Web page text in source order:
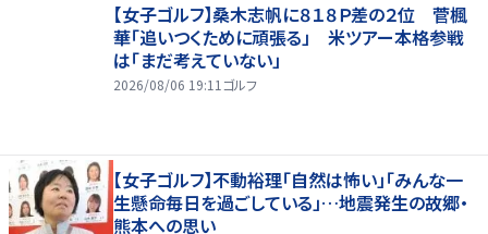
【女子ゴルフ】桑木志帆に８１８Ｐ差の２位 菅楓
華「追いつくために頑張る」 米ツアー本格参戦
は「まだ考えていない」
2026/08/06 19:11 ゴルフ
【女子ゴルフ】不動裕理「自然は怖い」「みんな一
生懸命毎日を過ごしている」…地震発生の故郷・
熊本への思い